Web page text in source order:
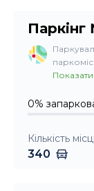
Показати
0%
Кількість
340